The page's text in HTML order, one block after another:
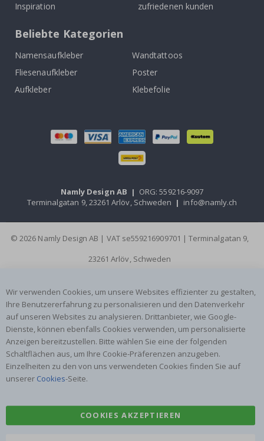
Inspiration
zufriedenen kunden
Beliebte Kategorien
Namensaufkleber
Wandtattoos
Fliesenaufkleber
Poster
Aufkleber
Klebefolie
Namly Design AB | ORG: 559216-9097
Terminalgatan 9, 23261 Arlöv, Schweden | info@namly.ch
© 2026 Namly Design AB | VAT se559216909701 | Terminalgatan 9,
23261 Arlöv, Schweden
Wir verwenden Cookies, um unsere Websites effizienter zu gestalten,
Ihre Benutzererfahrung zu personalisieren und den Datenverkehr
auf unseren Websites zu analysieren. Drittanbieter, wie Google-
Dienste, können ebenfalls Cookies verwenden, um personalisierte
Anzeigen bereitzustellen. Bitte wählen Sie eine der folgenden
Schaltflächen aus, um Ihre Cookie-Präferenzen anzugeben.
Einzelheiten zu den von uns verwendeten Cookies finden Sie auf
unserer Cookies-Seite.
COOKIES AKZEPTIEREN